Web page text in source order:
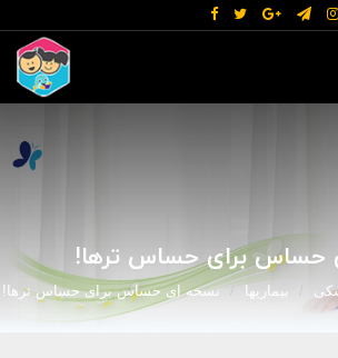
حساس برای حساس ترها!
بیماریها نسخه ای حساس برای حساس ترها!